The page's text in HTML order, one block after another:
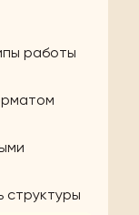
работы
структуры